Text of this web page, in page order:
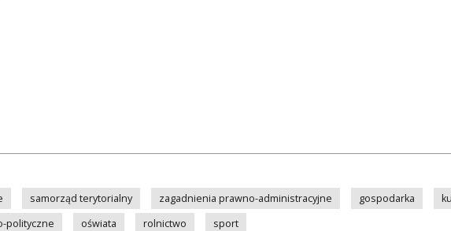
samorząd terytorialny zagadnienia prawno-administracyjne gospodarka
polityczne
oświata rolnictwo sport